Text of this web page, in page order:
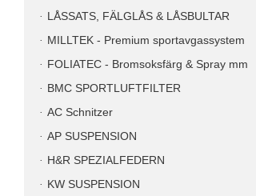
LÅSSATS, FÄLGLÅS & LÅSBULTAR
MILLTEK - Premium sportavgassystem
FOLIATEC - Bromsoksfärg & Spray mm
BMC SPORTLUFTFILTER
AC Schnitzer
AP SUSPENSION
H&R SPEZIALFEDERN
KW SUSPENSION